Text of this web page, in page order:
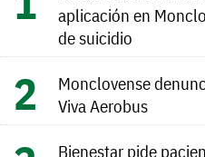
aplicación en
de suicidio
Monclovense
Viva Aerobus
Bienestar pide